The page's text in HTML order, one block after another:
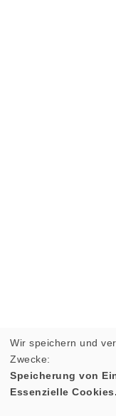
Wir speichern und
Zwecke:
Speicherung von
Essenzielle Cookies.